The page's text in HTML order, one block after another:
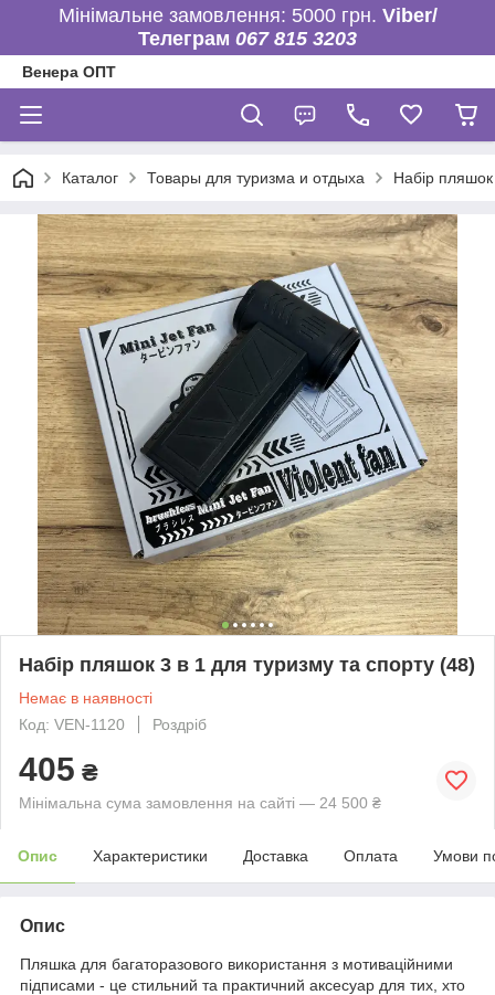
Мінімальне замовлення: 5000 грн. Viber/
Телеграм 067 815 3203
Венера ОПТ
Каталог Товары для туризма и отдыха Набір
Набір пляшок 3 в 1 для туризму та спорту (48)
Немає в наявності
Код: VEN-1120
Роздріб
405 ₴
Мінімальна сума замовлення на сайті — 24 500 ₴
Опис Характеристики Доставка Оплата Умови
Опис
Пляшка для багаторазового використання з мотиваційними
підписами - це стильний та практичний аксесуар для тих, хто